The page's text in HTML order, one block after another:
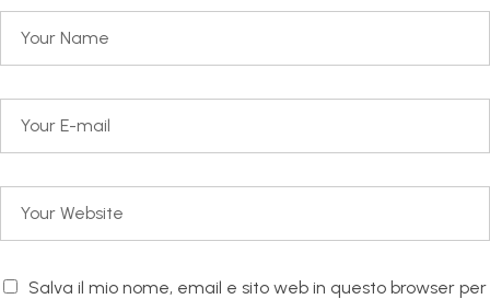
Salva il mio nome, email e sito web in questo browser per